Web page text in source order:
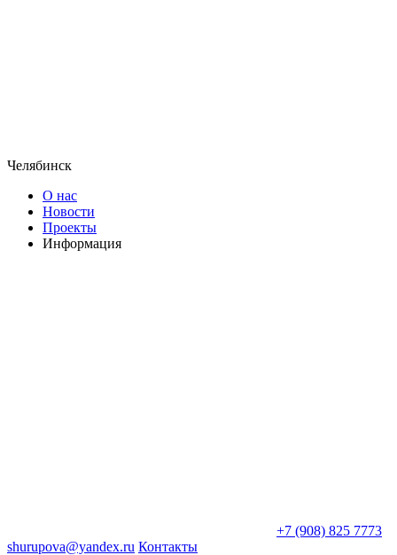
Челябинск
О нас
Новости
Проекты
Информация
+7 (908) 825 7773
shurupova@yandex.ru Контакты